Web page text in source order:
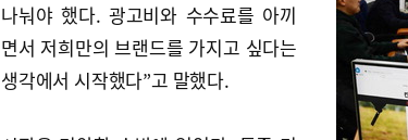
나눠야 했다. 광고비와 수수료를 아끼
면서 저희만의 브랜드를 가지고 싶다는
생각에서 시작했다”고 말했다.